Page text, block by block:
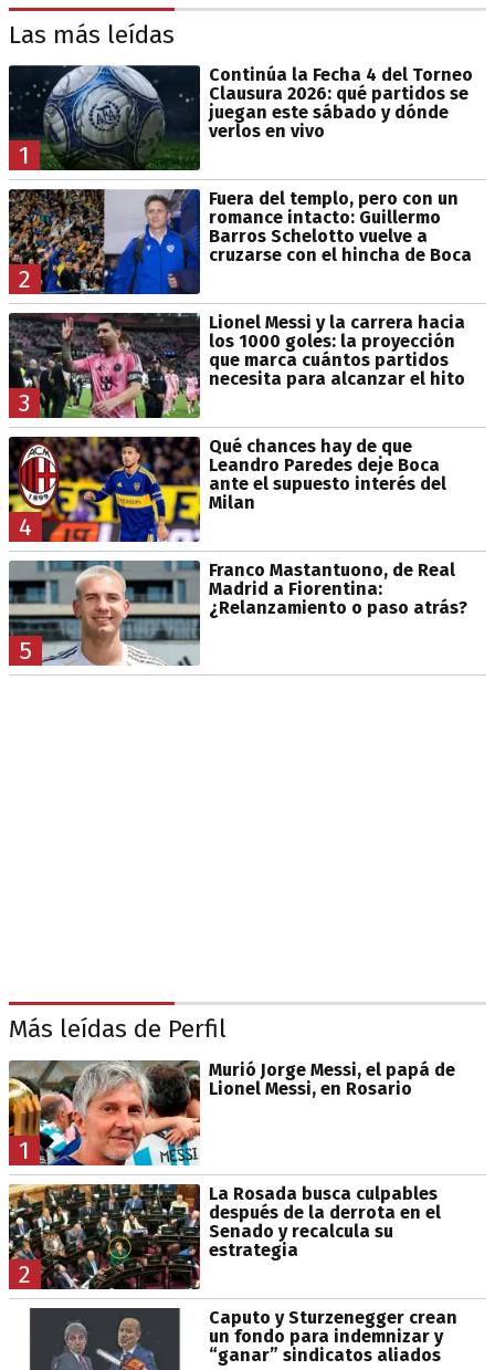
Las más leídas
1
Continúa la Fecha 4 del Torneo
Clausura 2026: qué partidos se
juegan este sábado y dónde
verlos en vivo
2
Fuera del templo, pero con un
romance intacto: Guillermo
Barros Schelotto vuelve a
cruzarse con el hincha de Boca
3
Lionel Messi y la carrera hacia
los 1000 goles: la proyección
que marca cuántos partidos
necesita para alcanzar el hito
4
Qué chances hay de que
Leandro Paredes deje Boca
ante el supuesto interés del
Milan
5
Franco Mastantuono, de Real
Madrid a Fiorentina:
¿Relanzamiento o paso atrás?
Más leídas de Perfil
1
Murió Jorge Messi, el papá de
Lionel Messi, en Rosario
2
La Rosada busca culpables
después de la derrota en el
Senado y recalcula su
estrategia
Caputo y Sturzenegger crean
un fondo para indemnizar y
“ganar” sindicatos aliados